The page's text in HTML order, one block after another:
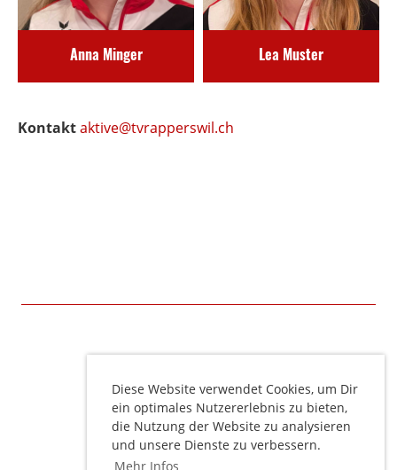
Diese Website verwendet Cookies, um Dir
ein optimales Nutzererlebnis zu bieten,
die Nutzung der Website zu analysieren
und unsere Dienste zu verbessern.
Mehr Infos
Anna Minger Lea Muster
Kontaktaktive@tvrapperswil.ch
Teil unserer Turnfamilie werden
Impressum